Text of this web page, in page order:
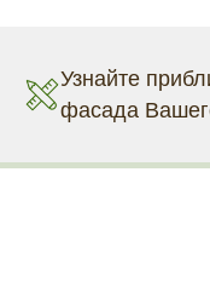
Узнайте
фасада